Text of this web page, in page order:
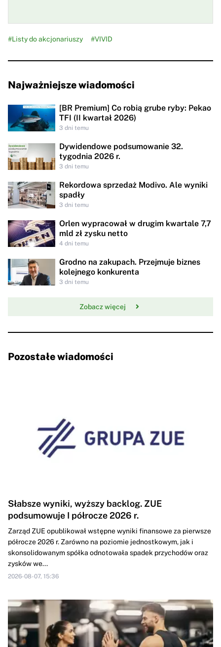
#Listy do akcjonariuszy #VIVID
Najważniejsze wiadomości
[BR Premium] Co robią grube ryby: Pekao
TFI (II kwartał 2026)
3 dni temu
Dywidendowe podsumowanie 32.
tygodnia 2026 r.
3 dni temu
Rekordowa sprzedaż Modivo. Ale wyniki
spadły
3 dni temu
Orlen wypracował w drugim kwartale 7,7
mld zł zysku netto
4 dni temu
Grodno na zakupach. Przejmuje biznes
kolejnego konkurenta
3 dni temu
Zobacz więcej
Pozostałe wiadomości
Słabsze wyniki, wyższy backlog. ZUE
podsumowuje I półrocze 2026 r.
Zarząd ZUE opublikował wstępne wyniki finansowe za pierwsze
półrocze 2026 r. Zarówno na poziomie jednostkowym, jak i
skonsolidowanym spółka odnotowała spadek przychodów oraz
zysków we...
2026-08-07, 15:36